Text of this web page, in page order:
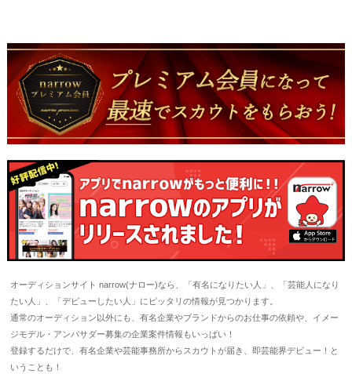
オーディションサイト narrow(ナロー)なら、「有名になりたい人」、「芸能人になり
たい人」、「デビューしたい人」にピッタリの情報が見つかります。
通常のオーディション以外にも、有名企業やブランドからのお仕事の依頼や、イメー
ジモデル・アンバサダー募集の企業案件情報もいっぱい！
登録するだけで、有名企業や芸能事務所からスカウトが届き、即芸能界デビュー！と
いうことも！